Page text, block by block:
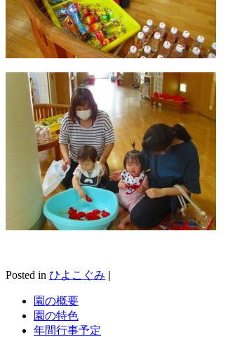
Posted in ひよこぐみ |
園の概要
園の特色
年間行事予定